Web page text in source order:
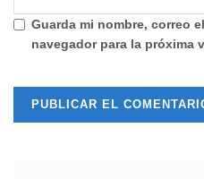
Guarda mi nombre, correo
navegador para la próxima